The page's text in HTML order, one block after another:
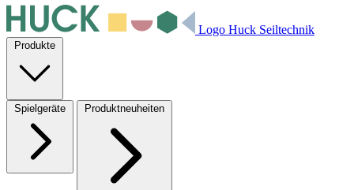
Logo Huck Seiltechnik
Produkte
Spielgeräte Produktneuheiten